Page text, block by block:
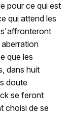
pour ce qui est
qui attend les
s'affronteront
que les
dans huit
doute
se feront
choisi de se